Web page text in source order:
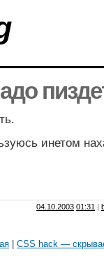
инетом
04.10.2003 01:31 |
CSS hack —